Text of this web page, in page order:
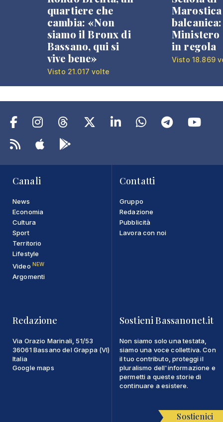
quartiere che
cambia: «Non
siamo il Bronx di
Bassano, qui si
vive bene»
Visto 21.017 volte
Ministero
in regola
Visto 18.869
Canali
News
Economia
Cultura
Sport
Territorio
Lifestyle
Video NEW
Argomenti
Contatti
Gruppo
Redazione
Pubblicità
Lavora con noi
Redazione
Via Orazio Marinali, 51/53
36061 Bassano del Grappa (VI)
Italia
Google maps
Sostieni Bassanonet.it
Non siamo solo una testata,
siamo una voce collettiva. Con
il tuo contributo, proteggi il
pluralismo dell'informazione e
permetti a queste storie di
continuare a esistere.
Sostienici